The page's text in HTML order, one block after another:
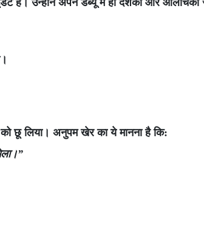
हैं। उन्होंने अपने डेब्यू में ही दर्शकों और
छू लिया। अनुपम खेर का ये मानना है कि: